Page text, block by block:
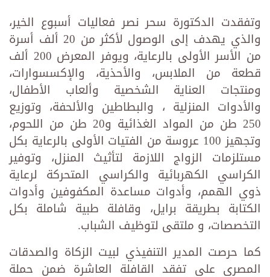
وتفقدت الدكتورة سحر نصر فعاليات أسبوع الخير،
والذي يهدف إلى الوصول لأكثر من 20 ألف أسرة
من الأسر الأولى بالرعاية، ويوفر المعرض 200 ألف
قطعة من الملابس، والأحذية، والإكسسوارات،
ومنتجات العناية الشخصية وألعاب الأطفال،
والأدوات المنزلية ، والبطاطين والألحفة، وتوزيع
250 طن من المواد الغذائية و20 طن من اللحوم،
وتجهيز 100 عروسة من الفتيات الأولى بالرعاية بكل
مستلزمات الزواج اللازمة لتأثيث المنزل، وتوفير
الكراسي الكهربائية والكراسي المتحركة لرعاية
ذوي الهمم، وأدوات مساعدة المكفوفين وأدوات
الكتابة بطريقة برايل، وقافلة طبية شاملة بكل
التخصصات، و ملتقى لتوظيف الشباب.
كما حرصت المدير التنفيذي لبيت الزكاة والصدقات
المصري على تفقد القافلة العاشرة ضمن حملة